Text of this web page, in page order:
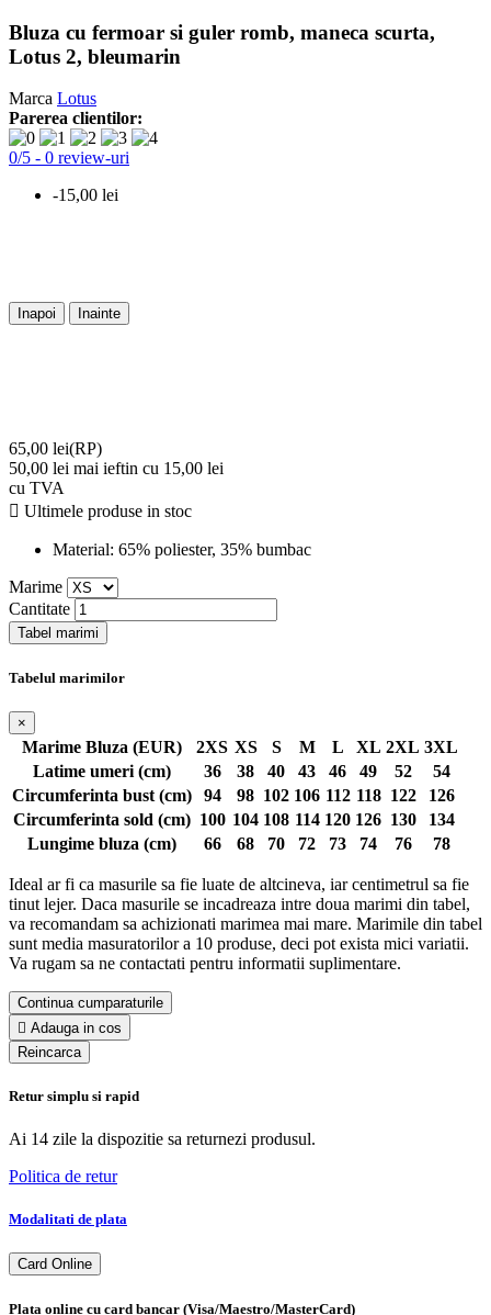
Bluza cu fermoar si guler romb, maneca scurta,
Lotus 2, bleumarin
Marca Lotus
Parerea clientilor:
0/5 - 0 review-uri
-15,00 lei
Inapoi Inainte
65,00 lei(RP)
50,00 lei mai ieftin cu 15,00 lei
cu TVA
 Ultimele produse in stoc
Material: 65% poliester, 35% bumbac
Marime
Cantitate
Tabel marimi
Tabelul marimilor
×
Marime Bluza (EUR) 2XS XS S M L XL 2XL 3XL
Latime umeri (cm)
36 38 40 43 46 49 52
54
Circumferinta bust (cm)
94 98 102 106 112 118 122
126
Circumferinta sold (cm) 100 104 108 114 120 126 130
134
Lungime bluza (cm)
66 68 70 72 73 74 76 78
Ideal ar fi ca masurile sa fie luate de altcineva, iar centimetrul sa fie
tinut lejer. Daca masurile se incadreaza intre doua marimi din tabel,
va recomandam sa achizionati marimea mai mare. Marimile din tabel
sunt media masuratorilor a 10 produse, deci pot exista mici variatii.
Va rugam sa ne contactati pentru informatii suplimentare.
Continua cumparaturile
 Adauga in cos
Retur simplu si rapid
Ai 14 zile la dispozitie sa returnezi produsul.
Politica de retur
Modalitati de plata
Card Online
Plata online cu card bancar (Visa/Maestro/MasterCard)